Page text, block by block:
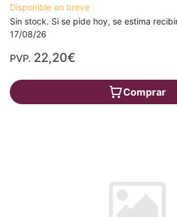
Disponible en breve
Sin stock. Si se pide hoy, se estima
17/08/26
PVP. 22,20€
Comprar